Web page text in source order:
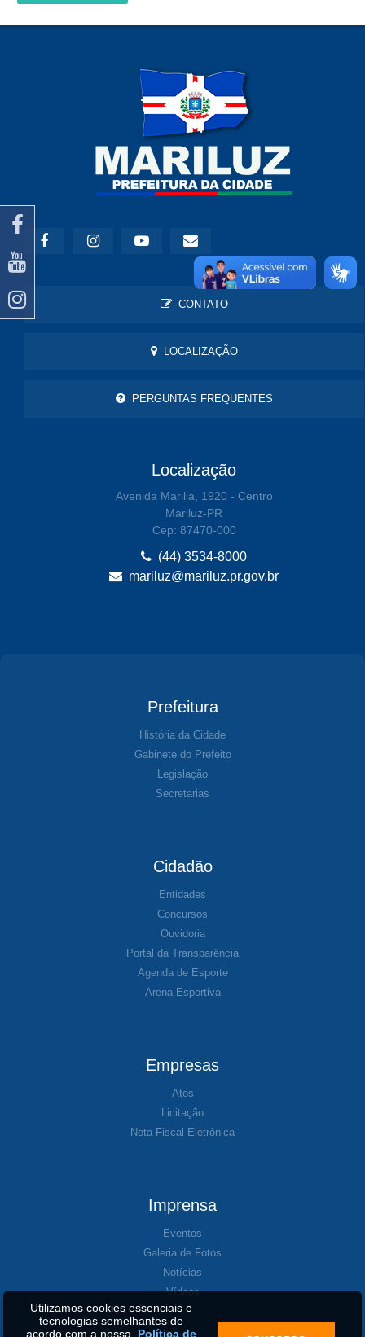
CONTATO
LOCALIZAÇÃO
PERGUNTAS FREQUENTES
Localização
Avenida Marilia, 1920 - Centro
Mariluz-PR
Cep: 87470-000
(44) 3534-8000
mariluz@mariluz.pr.gov.br
Prefeitura
História da Cidade
Gabinete do Prefeito
Legislação
Secretarias
Cidadão
Entidades
Concursos
Ouvidoria
Portal da Transparência
Agenda de Esporte
Arena Esportiva
Empresas
Atos
Licitação
Nota Fiscal Eletrônica
Imprensa
Eventos
Galeria de Fotos
Notícias
Vídeos
Utilizamos cookies essenciais e
tecnologias semelhantes de
acordo com a nossa Política de